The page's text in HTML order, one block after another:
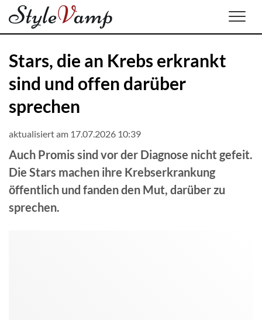
Stars, die an Krebs erkrankt
sind und offen darüber
sprechen
aktualisiert am 17.07.2026 10:39
Auch Promis sind vor der Diagnose nicht gefeit.
Die Stars machen ihre Krebserkrankung
öffentlich und fanden den Mut, darüber zu
sprechen.